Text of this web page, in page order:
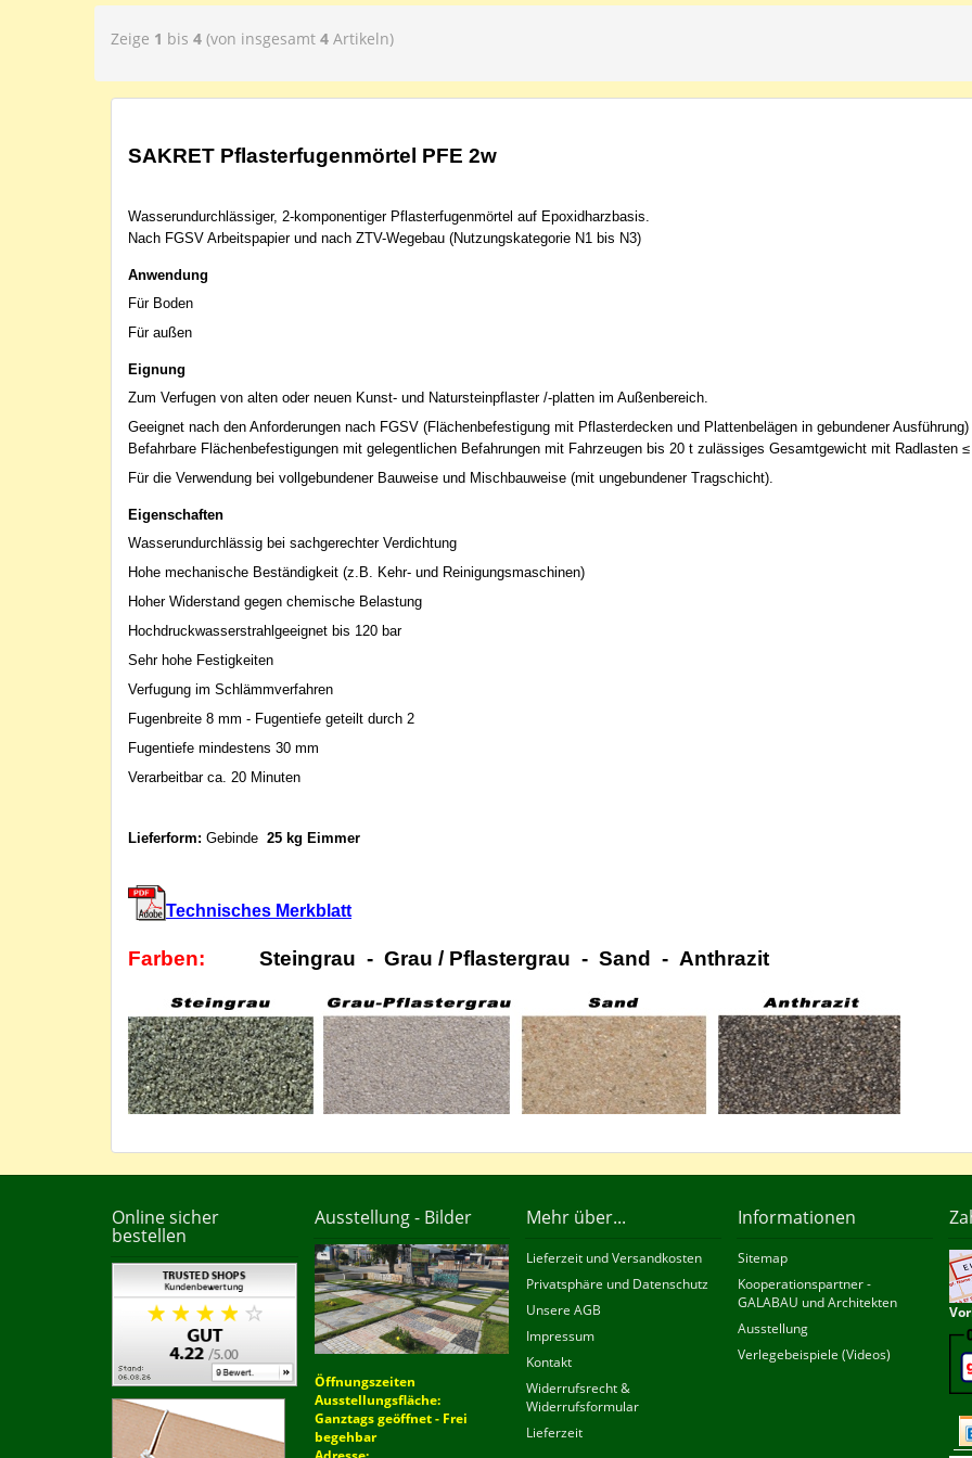
Zeige 1 bis 4 (von insgesamt 4 Artikeln)
SAKRET Pflasterfugenmörtel PFE 2w
Wasserundurchlässiger, 2-komponentiger Pflasterfugenmörtel auf Epoxidharzbasis.
Nach FGSV Arbeitspapier und nach ZTV-Wegebau (Nutzungskategorie N1 bis N3)
Anwendung
Für Boden
Für außen
Eignung
Zum Verfugen von alten oder neuen Kunst- und Natursteinpflaster /-platten im Außenbereich.
Geeignet nach den Anforderungen nach FGSV (Flächenbefestigung mit Pflasterdecken und Plattenbelägen in gebundener
Befahrbare Flächenbefestigungen mit gelegentlichen Befahrungen mit Fahrzeugen bis 20 t zulässiges Gesamtgewicht mit Radlasten
Für die Verwendung bei vollgebundener Bauweise und Mischbauweise (mit ungebundener Tragschicht).
Eigenschaften
Wasserundurchlässig bei sachgerechter Verdichtung
Hohe mechanische Beständigkeit (z.B. Kehr- und Reinigungsmaschinen)
Hoher Widerstand gegen chemische Belastung
Hochdruckwasserstrahlgeeignet bis 120 bar
Sehr hohe Festigkeiten
Verfugung im Schlämmverfahren
Fugenbreite 8 mm - Fugentiefe geteilt durch 2
Fugentiefe mindestens 30 mm
Verarbeitbar ca. 20 Minuten
Lieferform: Gebinde 25 kg Eimmer
Technisches Merkblatt
Farben: Steingrau - Grau / Pflastergrau - Sand - Anthrazit
Online sicher
bestellen
Ausstellung - Bilder
Öffnungszeiten
Ausstellungsfläche:
Ganztags geöffnet - Frei
begehbar
Mehr über...
Lieferzeit und Versandkosten
Privatsphäre und Datenschutz
Unsere AGB
Impressum
Kontakt
Widerrufsrecht &
Widerrufsformular
Lieferzeit
Informationen
Sitemap
Kooperationspartner -
GALABAU und Architekten
Ausstellung
Verlegebeispiele (Videos)